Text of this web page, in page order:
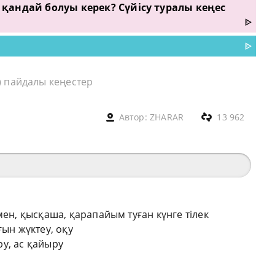
болуы керек? Сүйісу туралы кеңес
ᐈ
ᐈ
кеңестер
Автор:ZHARAR 13 962
қысқаша, қарапайым туған күнге тілек
жүктеу, оқу
ас қайыру